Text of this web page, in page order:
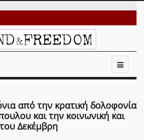
από την κρατική δολοφονία
και την κοινωνική και
Δεκέμβρη